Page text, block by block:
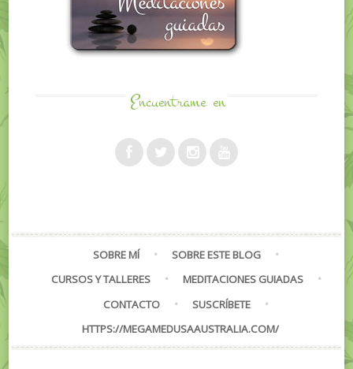
Encuentrame en
SOBRE MÍ
SOBRE ESTE BLOG
CURSOS Y TALLERES
MEDITACIONES GUIADAS
CONTACTO
SUSCRÍBETE
HTTPS://MEGAMEDUSAAUSTRALIA.COM/